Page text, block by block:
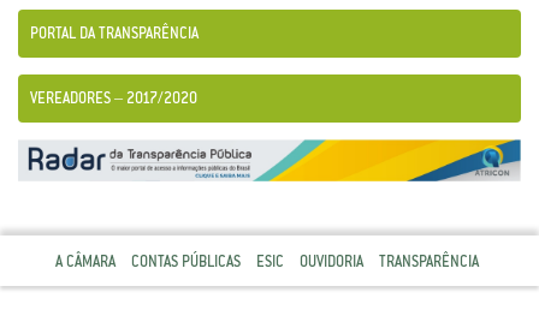
PORTAL DA TRANSPARÊNCIA
VEREADORES – 2017/2020
A CÂMARA CONTAS PÚBLICAS ESIC OUVIDORIA TRANSPARÊNCIA